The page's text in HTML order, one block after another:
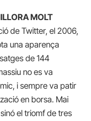
MOLT
de Twitter, el 2006,
una aparença
de 144
no es va
i sempre va patir
en borsa. Mai
el triomf de tres